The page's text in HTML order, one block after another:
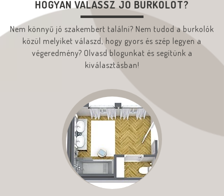
HOGYAN VÁLASSZ JÓ BURKOLÓT?
Nem könnyű jó szakembert találni? Nem tudod a burkolók
közül melyiket válaszd, hogy gyors és szép legyen a
végeredmény? Olvasd blogunkat és segítünk a
kiválasztásban!